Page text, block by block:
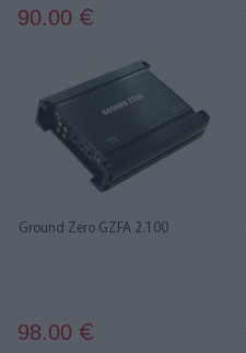
90.00 €
Ground Zero GZFA 2.100
98.00 €